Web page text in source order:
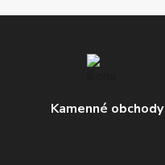
Kamenné obchody